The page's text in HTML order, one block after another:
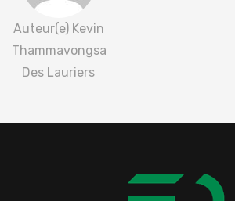
Auteur(e) Kevin
Thammavongsa
Des Lauriers